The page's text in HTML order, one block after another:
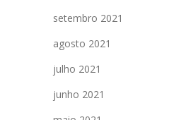
setembro 2021
agosto 2021
julho 2021
junho 2021